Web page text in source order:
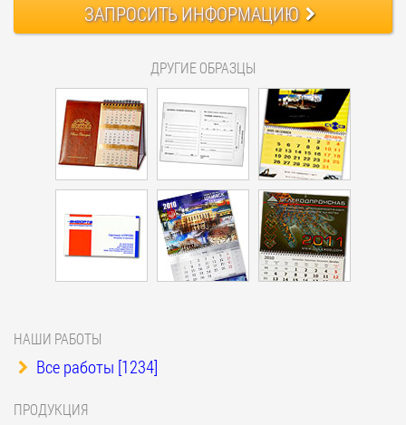
ЗАПРОСИТЬИНФОРМАЦИЮ
ДРУГИЕ ОБРАЗЦЫ
НАШИ РАБОТЫ
Все работы [1234]
ПРОДУКЦИЯ